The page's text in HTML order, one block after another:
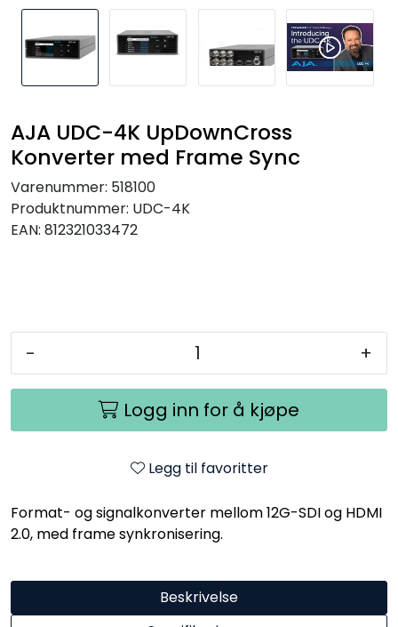
AJA UDC-4K UpDownCross
Konverter med Frame Sync
Varenummer: 518100
Produktnummer: UDC-4K
EAN: 812321033472
- +
Logg inn for å kjøpe
Legg til favoritter
Format- og signalkonverter mellom 12G-SDI og HDMI
2.0, med frame synkronisering.
Beskrivelse